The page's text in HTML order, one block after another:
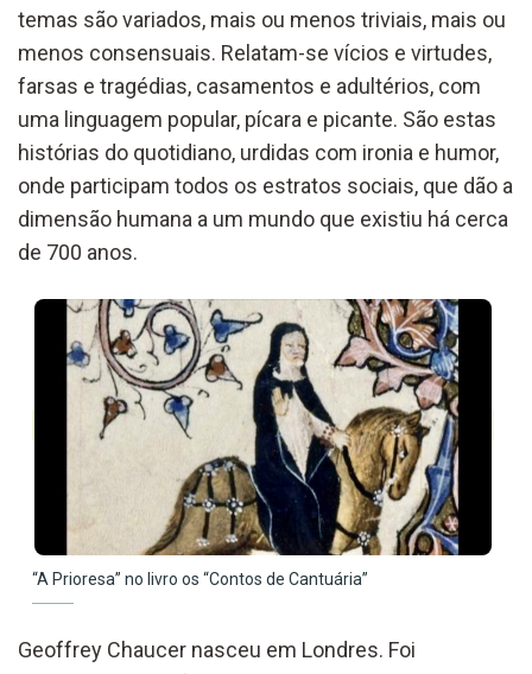
temas são variados, mais ou menos triviais, mais ou
menos consensuais. Relatam-se vícios e virtudes,
farsas e tragédias, casamentos e adultérios, com
uma linguagem popular, pícara e picante. São estas
histórias do quotidiano, urdidas com ironia e humor,
onde participam todos os estratos sociais, que dão a
dimensão humana a um mundo que existiu há cerca
de 700 anos.
“A Prioresa” no livro os “Contos de Cantuária”
Geoffrey Chaucer nasceu em Londres. Foi